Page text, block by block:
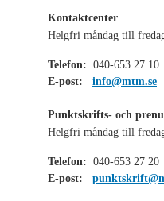
Kontaktcenter
Helgfri måndag till
Telefon: 040-653 27 10
E-post:
info@mtm.se
Punktskrifts- och
Helgfri måndag till
Telefon: 040-653 27 20
E-post: